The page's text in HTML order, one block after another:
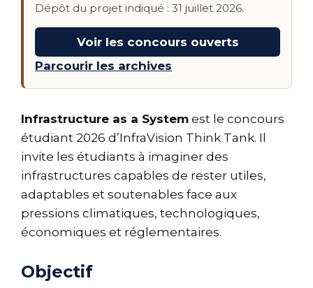
Dépôt du projet indiqué : 31 juillet 2026.
Voir les concours ouverts
Parcourir les archives
Infrastructure as a System est le concours
étudiant 2026 d’InfraVision Think Tank. Il
invite les étudiants à imaginer des
infrastructures capables de rester utiles,
adaptables et soutenables face aux
pressions climatiques, technologiques,
économiques et réglementaires.
Objectif